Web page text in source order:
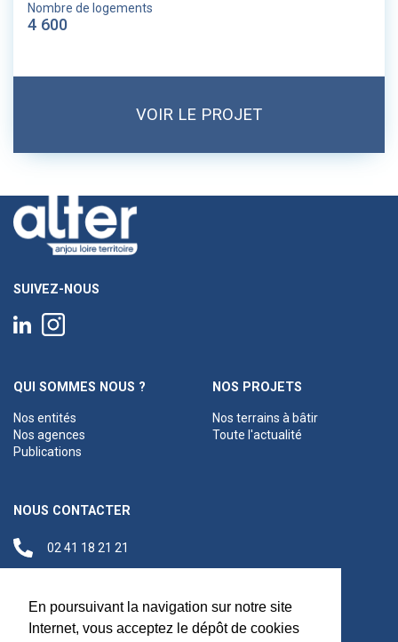
En poursuivant la navigation sur notre site
Internet, vous acceptez le dépôt de cookies
Nombre de logements
4 600
VOIR LE PROJET
SUIVEZ-NOUS
QUI SOMMES NOUS ?
Nos entités
Nos agences
Publications
NOS PROJETS
Nos terrains à bâtir
Toute l'actualité
NOUS CONTACTER
02 41 18 21 21
Siège social
Maréchal Foch,